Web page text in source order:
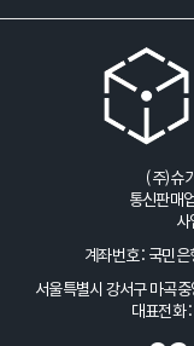
(주)슈
통신판매
사
계좌번호 : 국민
서울특별시 강서구 마곡
대표전화